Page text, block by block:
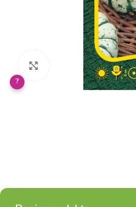
Klikněte pro zvětšení
?